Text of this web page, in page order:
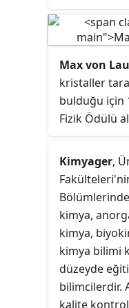
Max von
kristaller
bulduğu için
Fizik Ödülü
Kimyager,
kimya,
kimya,
kimya bilimi
düzeyde
bilimcilerdir.
kalite